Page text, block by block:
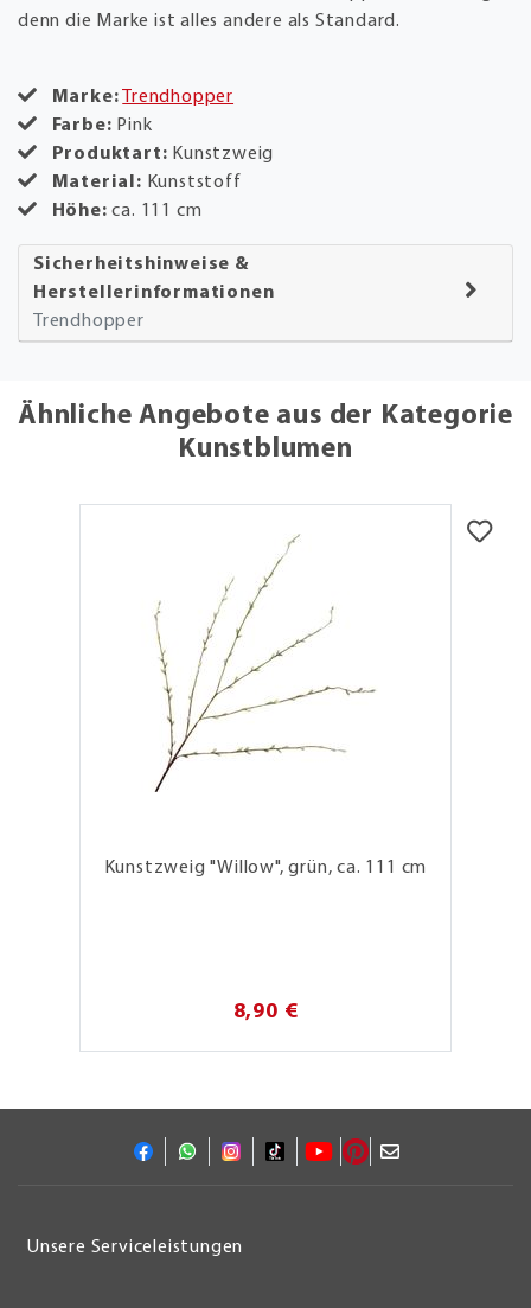
denn die Marke ist alles andere als Standard.
Marke:
Trendhopper
Farbe: Pink
Produktart: Kunstzweig
Material: Kunststoff
Höhe:ca. 111 cm
Sicherheitshinweise &
Herstellerinformationen
Trendhopper
Ähnliche Angebote aus der Kategorie
Kunstblumen
Kunstzweig "Willow", grün, ca. 111 cm
8,90 €
Unsere Serviceleistungen